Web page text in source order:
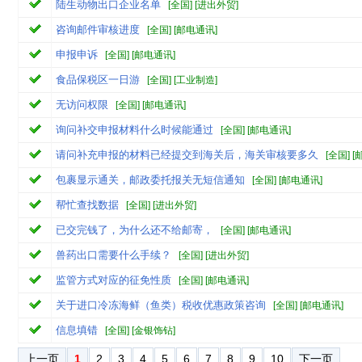
陆生动物出口企业名单 [全国] [进出外贸]
咨询邮件审核进度 [全国] [邮电通讯]
申报申诉 [全国] [邮电通讯]
食品保税区一日游 [全国] [工业制造]
无访问权限 [全国] [邮电通讯]
询问补交申报材料什么时候能通过 [全国] [邮电通讯]
请问补充申报的材料已经提交到海关后，海关审核要多久 [全国] [
包裹显示通关，邮政委托报关无短信通知 [全国] [邮电通讯]
帮忙查找数据 [全国] [进出外贸]
已交完钱了，为什么还不给邮寄， [全国] [邮电通讯]
兽药出口需要什么手续？ [全国] [进出外贸]
监管方式对应的征免性质 [全国] [邮电通讯]
关于进口冷冻海鲜（鱼类）税收优惠政策咨询 [全国] [邮电通讯]
信息填错 [全国] [金银饰钻]
上一页 1 2 3 4 5 6 7 8 9 10 下一页